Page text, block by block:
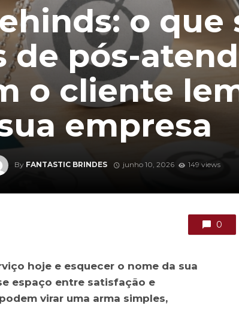
o que
de pós-
o cliente
empresa
By FANTASTIC BRINDES junho 10, 2026 149 views
0
hoje e esquecer o nome da sua
espaço entre satisfação e
virar uma arma simples,